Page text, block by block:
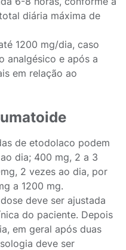
diária máxima de
1200 mg/dia, caso
analgésico e após a
em relação ao
de etodolaco podem
dia; 400 mg, 2 a 3
2 vezes ao dia, por
a 1200 mg.
deve ser ajustada
do paciente. Depois
em geral após duas
deve ser